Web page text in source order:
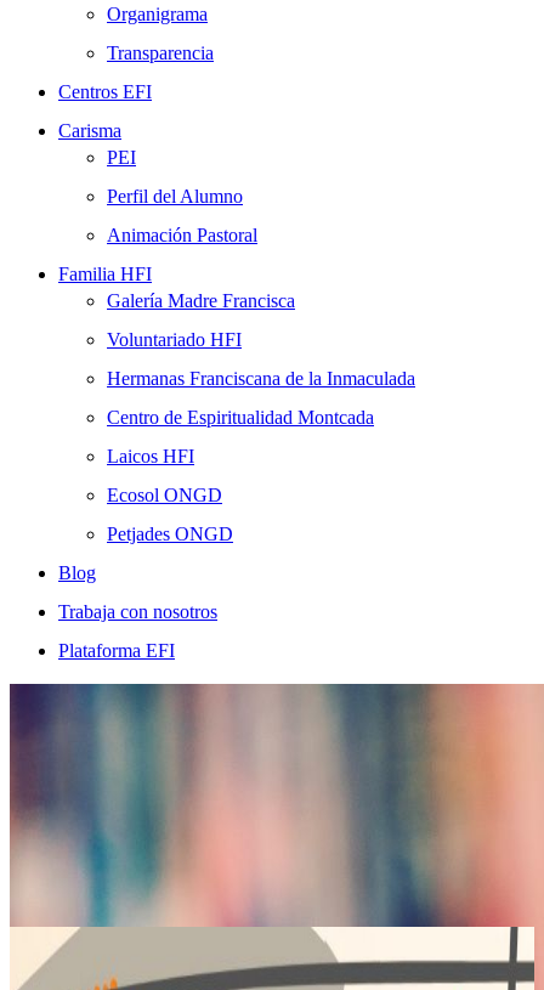
Organigrama
Transparencia
Centros EFI
Carisma
PEI
Perfil del Alumno
Animación Pastoral
Familia HFI
Galería Madre Francisca
Voluntariado HFI
Hermanas Franciscana de la Inmaculada
Centro de Espiritualidad Montcada
Laicos HFI
Ecosol ONGD
Petjades ONGD
Blog
Trabaja con nosotros
Plataforma EFI